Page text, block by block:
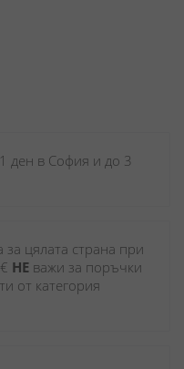
ден в София и до 3
за цялата страна при
НЕ важи за поръчки
от категория